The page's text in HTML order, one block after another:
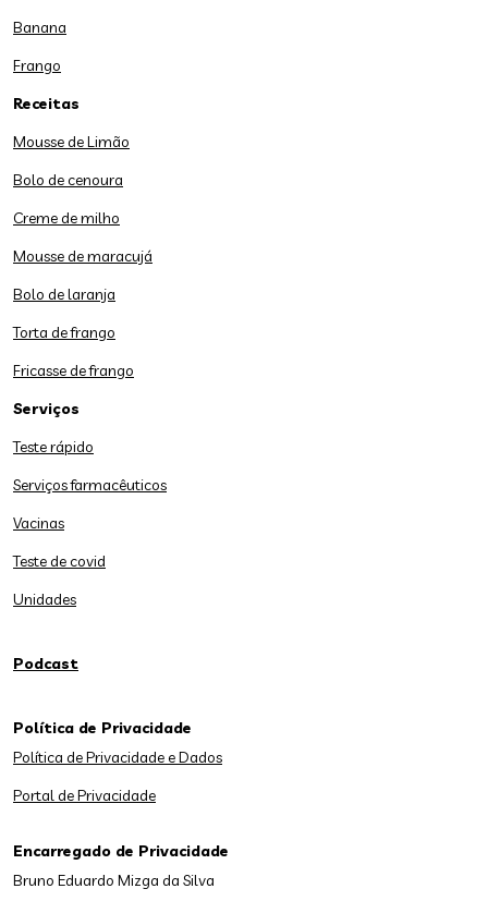
Banana
Frango
Receitas
Mousse de Limão
Bolo de cenoura
Creme de milho
Mousse de maracujá
Bolo de laranja
Torta de frango
Fricasse de frango
Serviços
Teste rápido
Serviços farmacêuticos
Vacinas
Teste de covid
Unidades
Podcast
Política de Privacidade
Política de Privacidade e Dados
Portal de Privacidade
Encarregado de Privacidade
Bruno Eduardo Mizga da Silva